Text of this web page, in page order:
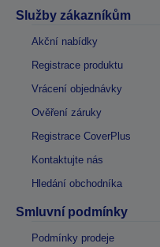
Služby zákazníkům
Akční nabídky
Registrace produktu
Vrácení objednávky
Ověření záruky
Registrace CoverPlus
Kontaktujte nás
Hledání obchodníka
Smluvní podmínky
Podmínky prodeje